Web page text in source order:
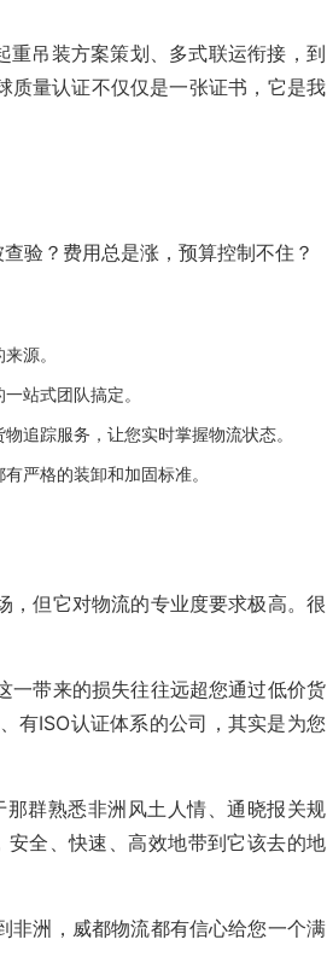
重吊装方案策划、多式联运衔接，到
质量认证不仅仅是一张证书，它是我
验？费用总是涨，预算控制不住？
源。
站式团队搞定。
追踪服务，让您实时掌握物流状态。
严格的装卸和加固标准。
，但它对物流的专业度要求极高。很
一带来的损失往往远超您通过低价货
有ISO认证体系的公司，其实是为您
群熟悉非洲风土人情、通晓报关规
全、快速、高效地带到它该去的地
非洲，威都物流都有信心给您一个满